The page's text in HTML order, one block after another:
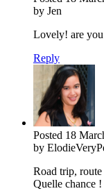
by Jen
Lovely! are
Reply
Posted 18
by
Road trip,
Quelle chance !